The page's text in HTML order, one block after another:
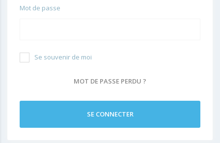
Mot de passe
Se souvenir de moi
MOT DE PASSE PERDU ?
SE CONNECTER